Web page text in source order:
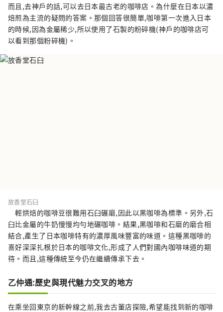
而且,去神戶的話,可以去日本最古老的咖啡店。為什麼在日本以濃
焙煎為主流的疑問的答案。那個回答很簡單,咖啡第一次進入日本
的時候,因為金屬稀少,所以使用了石製的粉碎機(神戶的咖啡店可
以看到那個粉碎機)。
放香堂石臼
輕烘焙的咖啡豆很難用石臼碾磨,因此以黑咖啡為標準。另外,石
臼比金屬的牛奶慢慢均勻地碾咖啡。結果,黑咖啡和石磨的磨合相
結合,產生了日本咖啡特有的濃厚風味豐富的味道。這種黑咖啡的
喜好深深扎根於日本的咖啡文化,形成了人們對國內咖啡味道的期
待。而且,這種傳統至今仍在繼續傳承下去。
乙仲通:歷史與現代魅力交叉的地方
在乘坐回東京的新幹線之前,我去古董店探險,希望能找到新的咖啡